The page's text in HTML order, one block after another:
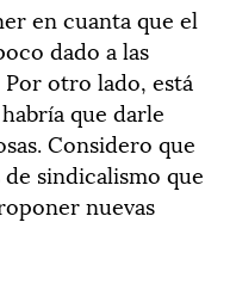
en cuanta que el
dado a las
otro lado, está
que darle
Considero que
sindicalismo que
nuevas